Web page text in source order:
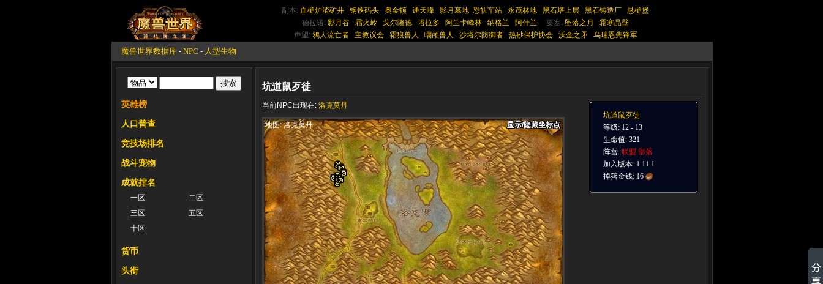
副本: 血槌炉渣矿井 钢铁码头 奥金顿 通天峰 影月墓地 恐轨车站 永茂林地 黑石塔上层 黑石铸造厂
悬槌堡
德拉诺: 影月谷 霜火岭 戈尔隆德 塔拉多 阿兰卡峰林 纳格兰 阿什兰 要塞: 坠落之月
霜寒晶壁
声望: 鸦人流亡者 主教议会 霜狼兽人 嘲颅兽人 沙塔尔防御者 热砂保护协会 沃金之矛 乌瑞恩先锋军
魔兽世界数据库 - NPC - 人型生物
英雄榜
人口普查
竞技场排名
战斗宠物
成就排名
一区
二区
三区
五区
十区
货币
头衔
坑道鼠歹徒
当前NPC出现在: 洛克莫丹
地图: 洛克莫丹 显示/隐藏坐标点
显示/隐藏坐标点
显示/隐藏坐标点
显示/隐藏坐标点
显示/隐藏坐标点
显示/隐藏坐标点
显示/隐藏坐标点
显示/隐藏坐标点
显示/隐藏坐标点
坑道鼠歹徒
等级: 12 - 13
生命值: 321
阵营: 联盟 部落
加入版本: 1.11.1
掉落金钱: 16